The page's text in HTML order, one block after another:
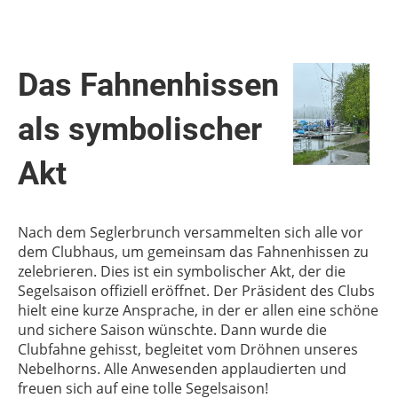
Das Fahnenhissen
als symbolischer
Akt
Nach dem Seglerbrunch versammelten sich alle vor
dem Clubhaus, um gemeinsam das Fahnenhissen zu
zelebrieren. Dies ist ein symbolischer Akt, der die
Segelsaison offiziell eröffnet. Der Präsident des Clubs
hielt eine kurze Ansprache, in der er allen eine schöne
und sichere Saison wünschte. Dann wurde die
Clubfahne gehisst, begleitet vom Dröhnen unseres
Nebelhorns. Alle Anwesenden applaudierten und
freuen sich auf eine tolle Segelsaison!